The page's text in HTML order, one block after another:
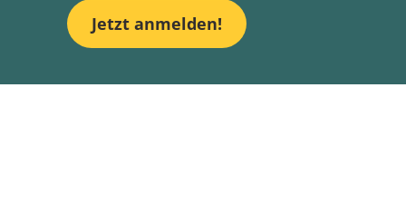
Jetzt anmelden!